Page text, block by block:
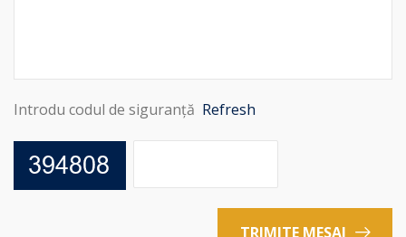
Introdu codul de siguranță Refresh
TRIMITE MESAJ